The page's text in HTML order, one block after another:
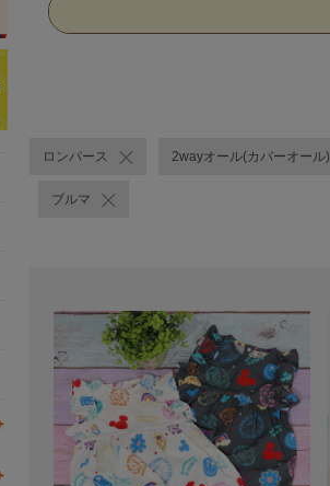
ロンパース 2wayオール(カバーオール)
ブルマ